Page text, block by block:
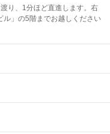
り、1分ほど直進します。右
ル」の5階までお越しください